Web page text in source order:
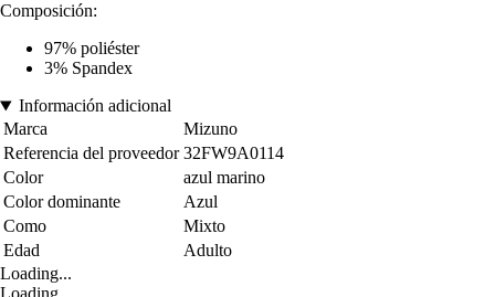
Composición:
97% poliéster
3% Spandex
Información adicional
Marca
Mizuno
Referencia del proveedor 32FW9A0114
Color
azul marino
Color dominante
Azul
Como
Mixto
Edad
Adulto
Loading...